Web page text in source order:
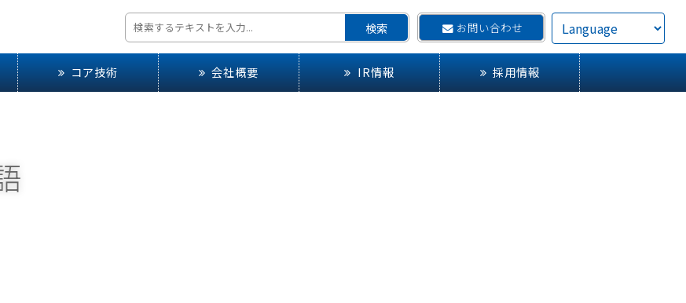
お問い合わせ
コア技術 会社概要 IR情報 採用情報